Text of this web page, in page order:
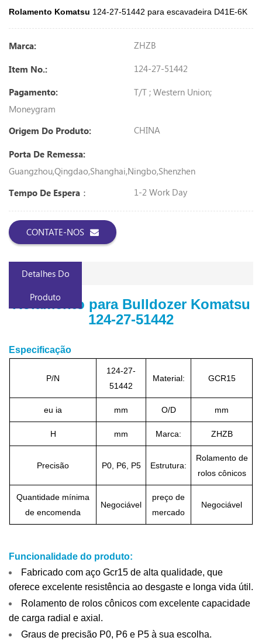
Rolamento Komatsu 124-27-51442 para escavadeira D41E-6K
Marca: ZHZB
Item No.: 124-27-51442
Pagamento:
T/T ; Western Union;
Moneygram
Origem Do Produto:
CHINA
Porta De Remessa:
Guangzhou,Qingdao,Shanghai,Ningbo,Shenzhen
Tempo De Espera：
1-2 Work Day
CONTATE-NOS
Detalhes Do
Produto
Rolamento para Bulldozer Komatsu
124-27-51442
Especificação
P/N
124-27-
51442
Material: GCR15
eu ia mm O/D mm
H mm Marca: ZHZB
Precisão P0, P6, P5 Estrutura:
Rolamento de
rolos cônicos
Quantidade mínima
de encomenda
Negociável
preço de
mercado
Negociável
Funcionalidade do produto:
Fabricado com aço Gcr15 de alta qualidade, que
oferece excelente resistência ao desgaste e longa vida útil.
Rolamento de rolos cônicos com excelente capacidade
de carga radial e axial.
Graus de precisão P0, P6 e P5 à sua escolha.